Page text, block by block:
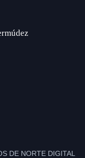
DE NORTE DIGITAL